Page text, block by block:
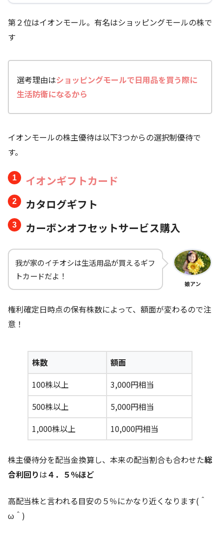
第２位はイオンモール。有名はショッピングモールの株で
す
選考理由はショッピングモールで日用品を買う際に
生活防衛になるから
イオンモールの株主優待は以下3つからの選択制優待で
す。
イオンギフトカード
カタログギフト
カーボンオフセットサービス購入
我が家のイチオシは生活用品が買えるギフ
トカードだよ！
娘アン
権利確定日時点の保有株数によって、額面が変わるので注
意！
株数
額面
100株以上
3,000円相当
500株以上
5,000円相当
1,000株以上
10,000円相当
株主優待分を配当金換算し、本来の配当割合も合わせた総
合利回りは４ ．５％ほど
高配当株と言われる目安の５％にかなり近くなります(＾
ω＾)